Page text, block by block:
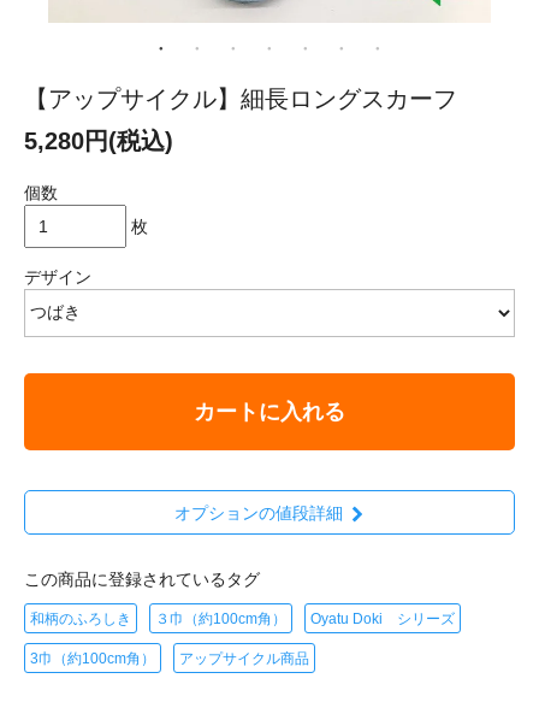
【アップサイクル】細長ロングスカーフ
5,280円(税込)
個数
枚
デザイン
カートに入れる
オプションの値段詳細
この商品に登録されているタグ
和柄のふろしき ３巾（約100cm角） Oyatu Doki シリーズ
3巾（約100cm角） アップサイクル商品